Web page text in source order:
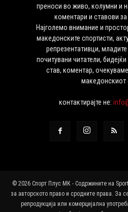
преноси во живо, колумни и
коментари и ставови за
Најголемо внимание и
македонските спортисти,
репрезентативци,
почитувани читатели,
став, коментар,
македонскиот
контактирајте не:
© 2026 Спорт Плус МК - Содржините на
за авторското право и сродните права. За
репродукција или комерцијална